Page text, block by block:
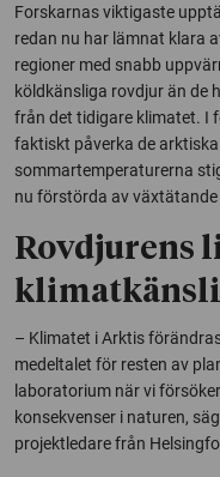
Forskarnas viktigaste
redan nu har lämnat klara
regioner med snabb
köldkänsliga rovdjur än de
från det tidigare klimatet. I
faktiskt påverka de
sommartemperaturerna
nu förstörda av växtätande
Rovdjurens
– Klimatet i Arktis
medeltalet för resten av
laboratorium när vi
konsekvenser i naturen,
projektledare från